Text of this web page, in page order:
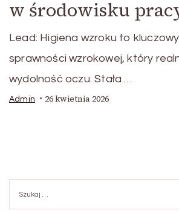
w środowisku
Lead: Higiena wzroku to
sprawności wzrokowej, który
wydolność oczu. Stała …
Admin 26 kwietnia 2026